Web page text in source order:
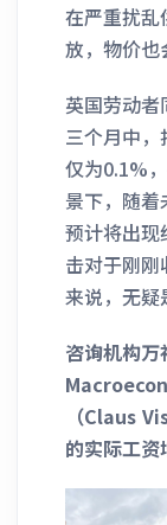
在严重扰乱
放，物价也
英国劳动
三个月中
仅为0.1%
景下，随
预计将出现
击对于刚
来说，无疑
咨询机构
（Claus
的实际工